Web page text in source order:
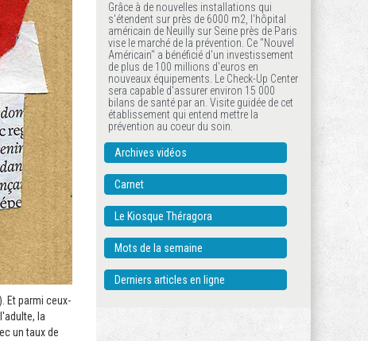
Et parmi ceux-
la
un taux de
Grâce à de nouvelles installations qui
s'étendent sur près de 6000 m2, l'hôpital
américain de Neuilly sur Seine près de Paris
vise le marché de la prévention. Ce "Nouvel
Américain" a bénéficié d'un investissement
de plus de 100 millions d'euros en
nouveaux équipements. Le Check-Up Center
sera capable d'assurer environ 15 000
bilans de santé par an. Visite guidée de cet
établissement qui entend mettre la
prévention au coeur du soin.
Archives vidéos
Carnet
Le Kiosque Théragora
Mots de la semaine
Derniers articles en ligne